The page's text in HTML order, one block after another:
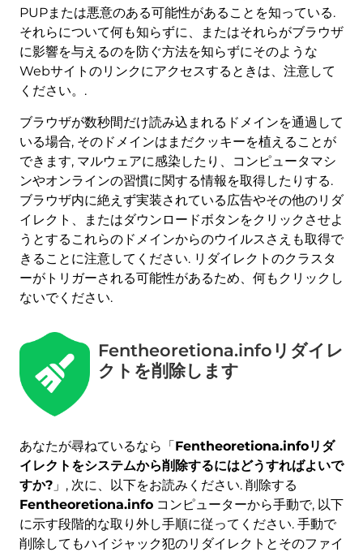
PUPまたは悪意のある可能性があることを知っている.
それらについて何も知らずに、またはそれらがブラウザ
に影響を与えるのを防ぐ方法を知らずにそのような
Webサイトのリンクにアクセスするときは、注意して
ください。.
ブラウザが数秒間だけ読み込まれるドメインを通過して
いる場合, そのドメインはまだクッキーを植えることが
できます, マルウェアに感染したり、コンピュータマシ
ンやオンラインの習慣に関する情報を取得したりする.
ブラウザ内に絶えず実装されている広告やその他のリダ
イレクト、またはダウンロードボタンをクリックさせよ
うとするこれらのドメインからのウイルスさえも取得で
きることに注意してください. リダイレクトのクラスタ
ーがトリガーされる可能性があるため、何もクリックし
ないでください.
Fentheoretiona.infoリダイレ
クトを削除します
あなたが尋ねているなら「Fentheoretiona.infoリダ
イレクトをシステムから削除するにはどうすればよいで
すか?」, 次に、以下をお読みください. 削除する
Fentheoretiona.infoコンピューターから手動で, 以下
に示す段階的な取り外し手順に従ってください. 手動で
削除してもハイジャック犯のリダイレクトとそのファイ